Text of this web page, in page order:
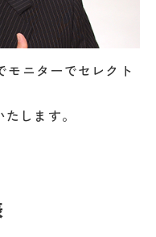
モニターでセレクト
します。